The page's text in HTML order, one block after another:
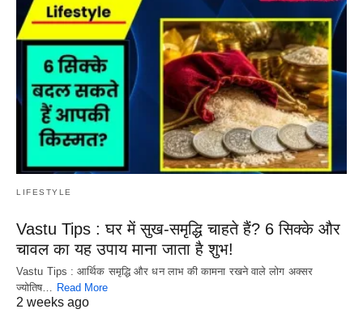
LIFESTYLE
Vastu Tips : घर में सुख-समृद्धि चाहते हैं? 6 सिक्के और
चावल का यह उपाय माना जाता है शुभ!
Vastu Tips : आर्थिक समृद्धि और धन लाभ की कामना रखने वाले लोग अक्सर
ज्योतिष… Read More
2 weeks ago